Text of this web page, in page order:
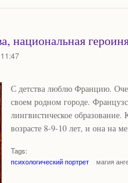
национальная
С детства люблю Францию.
своем родном городе.
лингвистическое
возрасте 8-9-10 лет, и она на
Tags:
психологический портрет
магия